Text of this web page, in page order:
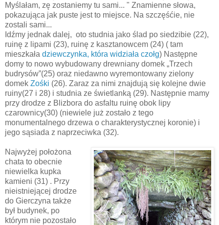
Myślałam, zę zostaniemy tu sami... " Znamienne słowa,
pokazująca jak puste jest to miejsce. Na szczęśćie, nie
zostali sami...
Idźmy jednak dalej, oto studnia jako ślad po siedzibie (22),
ruinę z lipami (23), ruinę z kasztanowcem (24) ( tam
mieszkała dziewczynka, która widziała czołg) Następne
domy to nowo wybudowany drewniany domek „Trzech
budrysów”(25) oraz niedawno wyremontowany zielony
domek Zośki (26). Zaraz za nimi znajdują się kolejne dwie
ruiny(27 i 28) i studnia ze świetlanką (29). Następnie mamy
przy drodze z Blizbora do asfaltu ruinę obok lipy
czarownicy(30) (niewiele już zostało z tego
monumentalnego drzewa o charakterystycznej koronie) i
jego sąsiada z naprzeciwka (32).
Najwyżej położona
chata to obecnie
niewielka kupka
kamieni (31) . Przy
nieistniejącej drodze
do Gierczyna także
był budynek, po
którym nie pozostało